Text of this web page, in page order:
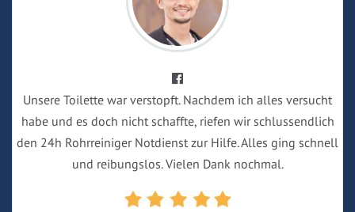
Unsere Toilette war verstopft. Nachdem ich alles versucht
habe und es doch nicht schaffte, riefen wir schlussendlich
den 24h Rohrreiniger Notdienst zur Hilfe. Alles ging schnell
und reibungslos. Vielen Dank nochmal.